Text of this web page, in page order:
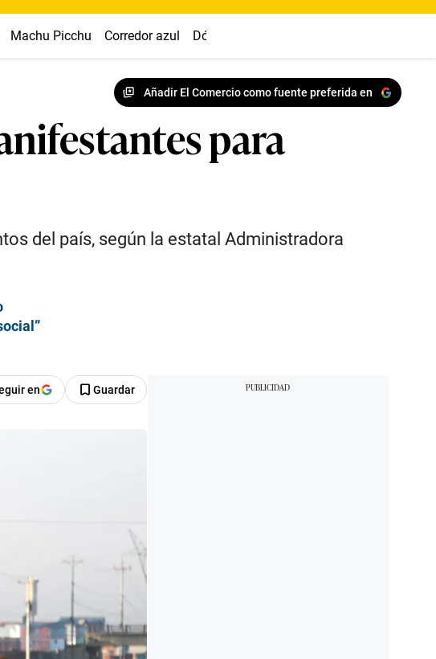
Machu Picchu Corredor azul Dólar
Añadir El Comercio como fuente preferida en
para
del país, según la estatal Administradora
en Guardar